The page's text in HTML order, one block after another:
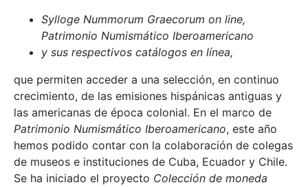
Sylloge Nummorum Graecorum on line,
Patrimonio Numismático Iberoamericano
y sus respectivos catálogos en línea,
que permiten acceder a una selección, en continuo
crecimiento, de las emisiones hispánicas antiguas y
las americanas de época colonial. En el marco de
Patrimonio Numismático Iberoamericano, este año
hemos podido contar con la colaboración de colegas
de museos e instituciones de Cuba, Ecuador y Chile.
Se ha iniciado el proyecto Colección de moneda